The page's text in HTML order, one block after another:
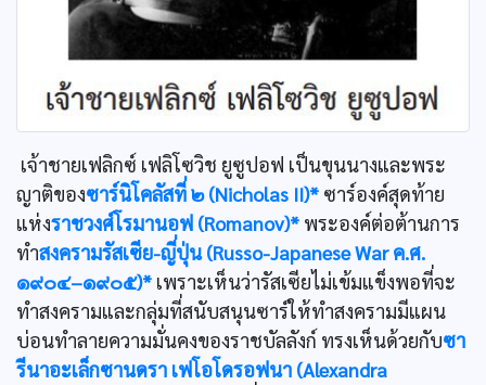
เจ้าชายเฟลิกซ์ เฟลิโซวิช ยูซูปอฟ เป็นขุนนางและพระ
ญาติของซาร์นิโคลัสที่ ๒ (Nicholas II)* ซาร์องค์สุดท้าย
แห่งราชวงศ์โรมานอฟ (Romanov)* พระองค์ต่อต้านการ
ทำสงครามรัสเซีย-ญี่ปุ่น (Russo-Japanese War ค.ศ.
๑๙๐๔–๑๙๐๕)* เพราะเห็นว่ารัสเซียไม่เข้มแข็งพอที่จะ
ทำสงครามและกลุ่มที่สนับสนุนซาร์ให้ทำสงครามมีแผน
บ่อนทำลายความมั่นคงของราชบัลลังก์ ทรงเห็นด้วยกับซา
รีนาอะเล็กซานดรา เฟโอโดรอฟนา (Alexandra